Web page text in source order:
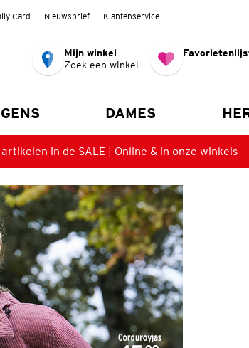
Card Nieuwsbrief Klantenservice
Mijn winkel
Zoek een winkel
DAMES
in de SALE | Online & in onze winkels